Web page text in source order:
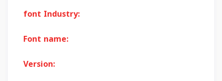
font Industry:
Font name:
Version: